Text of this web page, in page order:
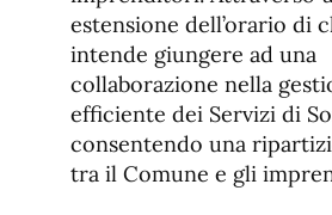
estensione dell’orario di
intende giungere ad una
collaborazione nella
efficiente dei Servizi di
consentendo una
tra il Comune e gli